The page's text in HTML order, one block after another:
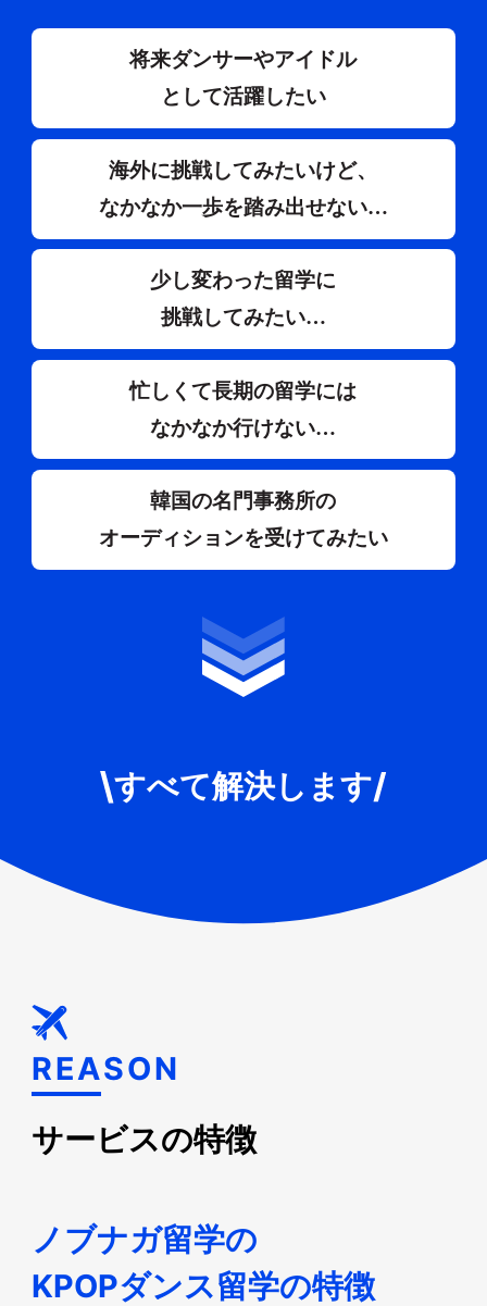
将来ダンサーやアイドル
として活躍したい
海外に挑戦してみたいけど、
なかなか一歩を踏み出せない…
少し変わった留学に
挑戦してみたい…
忙しくて長期の留学には
なかなか行けない…
韓国の名門事務所の
オーディションを受けてみたい
すべて解決します
REASON
サービスの特徴
ノブナガ留学の
KPOPダンス留学の特徴